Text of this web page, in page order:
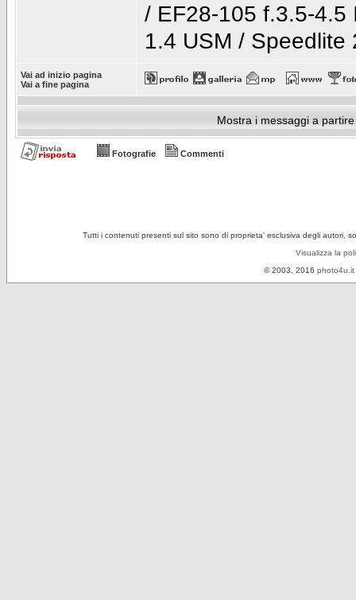
/ EF28-105 f.3.5-4.5
1.4 USM / Speedlite
Vai ad inizio pagina
Vai a fine pagina
Mostra i messaggi a
Fotografie Commenti
Tutti i contenuti presenti sul sito sono di proprieta' esclusiva degli autori,
Visualizza la
© 2003, 2016 photo4u.it